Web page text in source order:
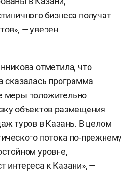
бизнеса получат
— уверен
отметила, что
сказалась программа
меры положительно
объектов размещения
туров в Казань. В целом
потока по-прежнему
уровне,
интереса к Казани», —